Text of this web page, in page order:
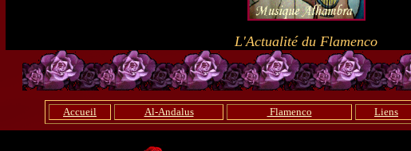
L'Actualité du Flamenco
Accueil Al-Andalus Flamenco Liens